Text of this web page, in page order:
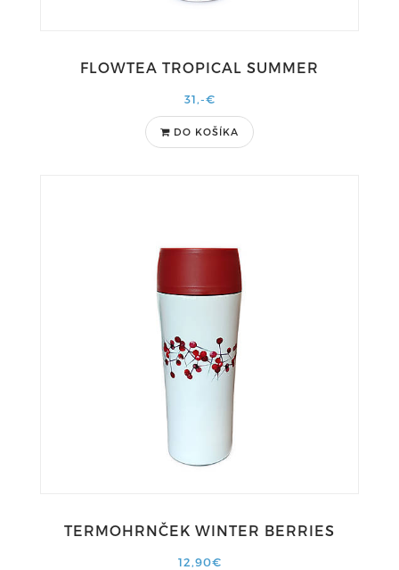
FLOWTEA TROPICAL SUMMER
31,-€
DO KOŠÍKA
TERMOHRNČEK WINTER BERRIES
12,90€